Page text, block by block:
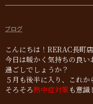
ブログ
こんにちは！RERAC長町
今日は暖かく気持ちの良
過ごしでしょうか？
５月も後半に入り、これ
そろそろ熱中症対策 も意識